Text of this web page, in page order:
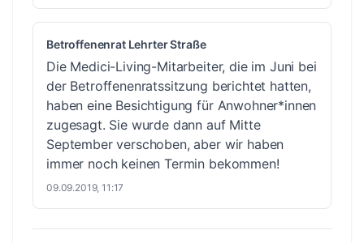
Betroffenenrat Lehrter Straße
Die Medici-Living-Mitarbeiter, die im Juni bei
der Betroffenenratssitzung berichtet hatten,
haben eine Besichtigung für Anwohner*innen
zugesagt. Sie wurde dann auf Mitte
September verschoben, aber wir haben
immer noch keinen Termin bekommen!
09.09.2019, 11:17